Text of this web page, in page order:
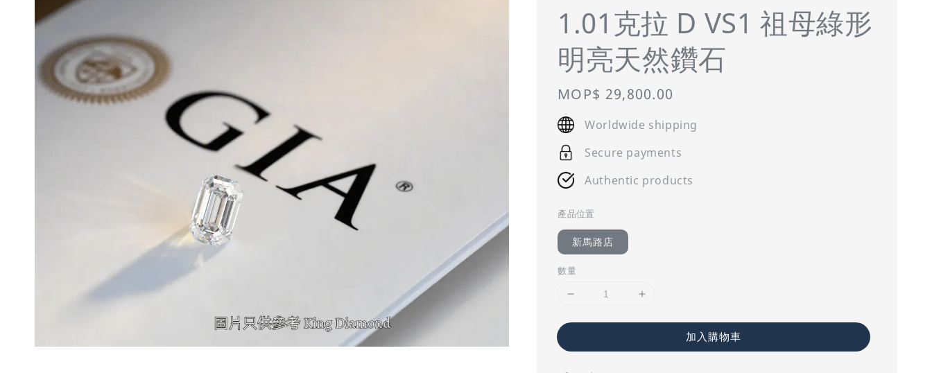
1.01克拉 D VS1 祖母綠形
明亮天然鑽石
Regular
price
MOP$ 29,800.00
Worldwide shipping
Secure payments
Authentic products
產品位置
新馬路店
數量
加入購物車